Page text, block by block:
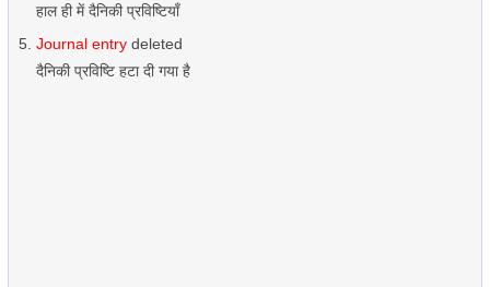
हाल ही में दैनिकी प्रविष्टियाँ
Journal entry deleted
दैनिकी प्रविष्टि हटा दी गया है